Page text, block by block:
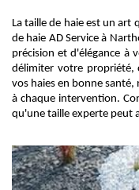
La taille de haie est un art
de haie AD Service à
précision et d'élégance à
délimiter votre propriété,
vos haies en bonne
à chaque intervention.
qu'une taille experte peut